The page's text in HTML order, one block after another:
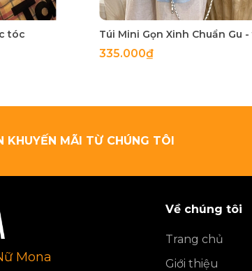
tóc
335.000₫
KHUYẾN MÃI TỪ CHÚNG TÔI
Mona
Về chúng tôi
Trang chủ
Giới thiệu